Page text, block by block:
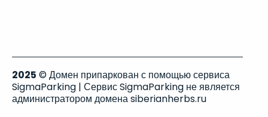
2025 © Домен припаркован с помощью сервиса
SigmaParking | Сервис SigmaParking не является
администратором домена siberianherbs.ru